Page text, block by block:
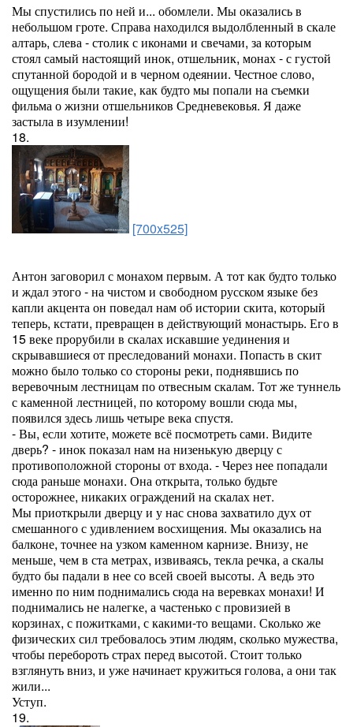
Мы спустились по ней и... обомлели. Мы оказались в
небольшом гроте. Справа находился выдолбленный в скале
алтарь, слева - столик с иконами и свечами, за которым
стоял самый настоящий инок, отшельник, монах - с густой
спутанной бородой и в черном одеянии. Честное слово,
ощущения были такие, как будто мы попали на съемки
фильма о жизни отшельников Средневековья. Я даже
застыла в изумлении!
18.
[700x525]
Антон заговорил с монахом первым. А тот как будто только
и ждал этого - на чистом и свободном русском языке без
капли акцента он поведал нам об истории скита, который
теперь, кстати, превращен в действующий монастырь. Его в
15 веке прорубили в скалах искавшие уединения и
скрывавшиеся от преследований монахи. Попасть в скит
можно было только со стороны реки, поднявшись по
веревочным лестницам по отвесным скалам. Тот же туннель
с каменной лестницей, по которому вошли сюда мы,
появился здесь лишь четыре века спустя.
- Вы, если хотите, можете всё посмотреть сами. Видите
дверь? - инок показал нам на низенькую дверцу с
противоположной стороны от входа. - Через нее попадали
сюда раньше монахи. Она открыта, только будьте
осторожнее, никаких ограждений на скалах нет.
Мы приоткрыли дверцу и у нас снова захватило дух от
смешанного с удивлением восхищения. Мы оказались на
балконе, точнее на узком каменном карнизе. Внизу, не
меньше, чем в ста метрах, извиваясь, текла речка, а скалы
будто бы падали в нее со всей своей высоты. А ведь это
именно по ним поднимались сюда на веревках монахи! И
поднимались не налегке, а частенько с провизией в
корзинах, с пожитками, с какими-то вещами. Сколько же
физических сил требовалось этим людям, сколько мужества,
чтобы перебороть страх перед высотой. Стоит только
взглянуть вниз, и уже начинает кружиться голова, а они так
жили...
Уступ.
19.